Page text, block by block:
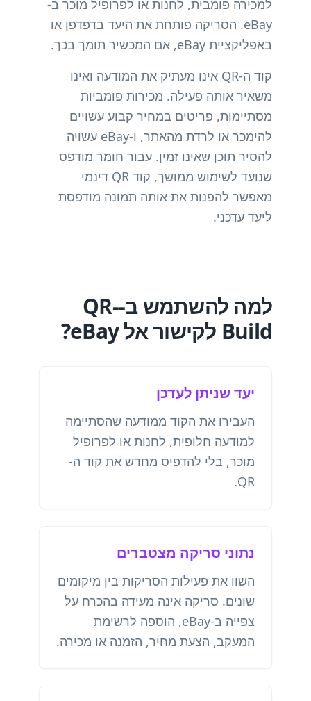
למכירה פומבית, לחנות או לפרופיל מוכר ב-
eBay. הסריקה פותחת את היעד בדפדפן או
באפליקציית eBay, אם המכשיר תומך בכך.
קוד ה-QR אינו מעתיק את המודעה ואינו
משאיר אותה פעילה. מכירות פומביות
מסתיימות, פריטים במחיר קבוע עשויים
להימכר או לרדת מהאתר, ו-eBay עשויה
להסיר תוכן שאינו זמין. עבור חומר מודפס
שנועד לשימוש ממושך, קוד QR דינמי
מאפשר להפנות את אותה תמונה מודפסת
ליעד עדכני.
למה להשתמש ב-QR-
Build לקישור אל eBay?
יעד שניתן לעדכן
העבירו את הקוד ממודעה שהסתיימה
למודעה חלופית, לחנות או לפרופיל
מוכר, בלי להדפיס מחדש את קוד ה-
QR.
נתוני סריקה מצטברים
השוו את פעילות הסריקות בין מיקומים
שונים. סריקה אינה מעידה בהכרח על
צפייה ב-eBay, הוספה לרשימת
המעקב, הצעת מחיר, הזמנה או מכירה.